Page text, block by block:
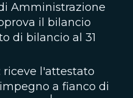
Amministrazione
il bilancio
di bilancio al 31
riceve l'attestato
a fianco di